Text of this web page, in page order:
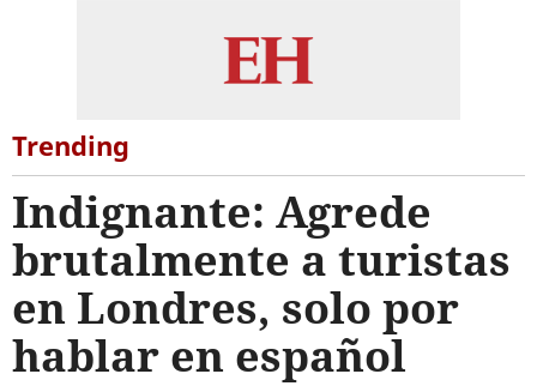
Trending
Indignante: Agrede
brutalmente a turistas
en Londres, solo por
hablar en español